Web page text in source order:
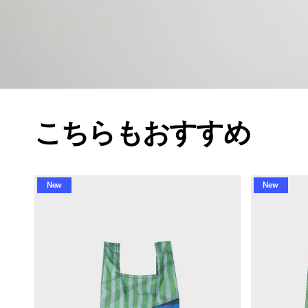
こちらもおすすめ
New New